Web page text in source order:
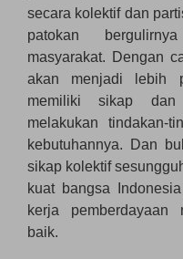
secara kolektif dan
patokan
masyarakat. Dengan
akan menjadi lebih
memiliki sikap dan
melakukan tindakan-
kebutuhannya. Dan
sikap kolektif
kuat bangsa
kerja pemberdayaan
baik.